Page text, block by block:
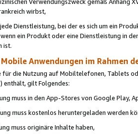
wirbst,
Dienstleistung, bei der es sich um ein
ein Produkt oder eine Dienstleistung in
ist.
Anwendungen im Rahmen
für die Nutzung auf Mobiltelefonen, Tablets
enthält, gilt Folgendes:
muss in den App-Stores von Google Play,
muss kostenlos heruntergeladen werden
muss originäre Inhalte haben,